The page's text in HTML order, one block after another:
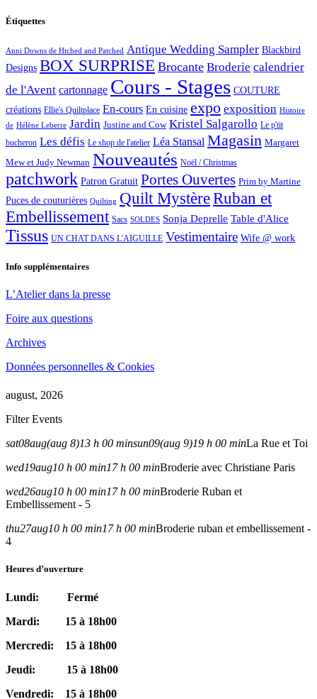
Étiquettes
Anni Downs de Htched and Patched Antique Wedding Sampler Blackbird
Designs BOX SURPRISE Brocante Broderie calendrier
de l'Avent cartonnage Cours - Stages COUTURE
créations Ellie's Quiltplace En-cours En cuisine expo exposition Histoire
de Hélène Leberre Jardin Justine and Cow Kristel Salgarollo Le p'tit
bucheron Les défis Le shop de l'atelier Léa Stansal Magasin Margaret
Mew et Judy Newman Nouveautés Noël / Christmas
patchwork Patron Gratuit Portes Ouvertes Prim by Martine
Puces de couturières Quilting Quilt MystèreRuban et
Embellissement Sacs SOLDES Sonja Deprelle Table d'Alice
Tissus UN CHAT DANS L'AIGUILLE Vestimentaire Wife @ work
Info supplémentaires
L’Atelier dans la presse
Foire aux questions
Archives
Données personnelles & Cookies
august, 2026
Filter Events
sat08aug(aug 8)13 h 00 minsun09(aug 9)19 h 00 minLa Rue et Toi
wed19aug10 h 00 min17 h 00 minBroderie avec Christiane Paris
wed26aug10 h 00 min17 h 00 minBroderie Ruban et
Embellissement - 5
thu27aug10 h 00 min17 h 00 minBroderie ruban et embellissement -
4
Heures d’ouverture
Lundi: Fermé
Mardi: 15 à 18h00
Mercredi: 15 à 18h00
Jeudi: 15 à 18h00
Vendredi: 15 à 18h00